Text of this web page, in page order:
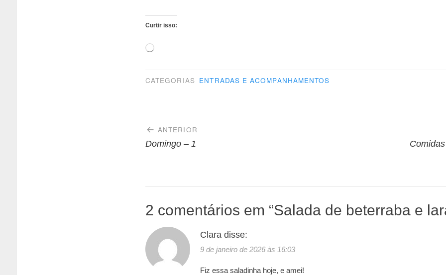
Curtir isso:
Carregando...
CATEGORIAS ENTRADAS E ACOMPANHAMENTOS
Navegação
de
ANTERIOR
Domingo – 1
2 comentários em “Salada de beterraba e
Clara disse:
9 de janeiro de 2026 às 16:03
Fiz essa saladinha hoje, e amei!